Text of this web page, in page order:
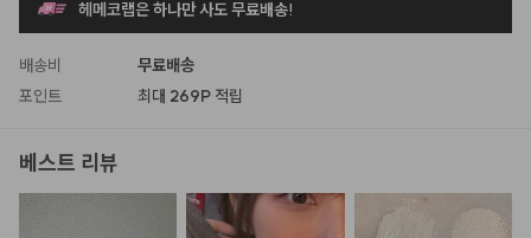
헤메코랩은 하나만 사도 무료배송!
배송비
무료배송
포인트
최대 269P 적립
베스트 리뷰